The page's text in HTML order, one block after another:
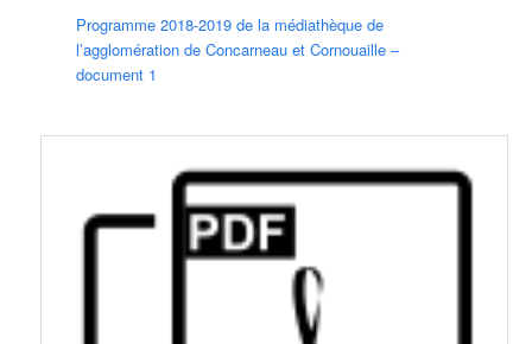
Programme 2018-2019 de la médiathèque de
l’agglomération de Concarneau et Cornouaille –
document 1